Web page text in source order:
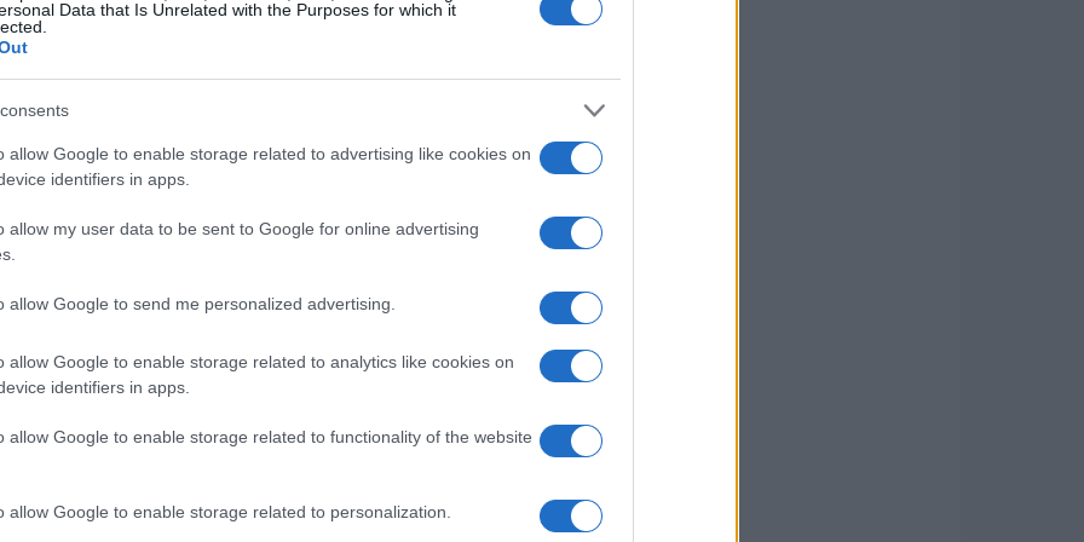
Data that Is Unrelated with the Purposes for which it
allow Google to enable storage related to advertising like cookies on
identifiers in apps.
allow my user data to be sent to Google for online advertising
allow Google to send me personalized advertising.
allow Google to enable storage related to analytics like cookies on
identifiers in apps.
allow Google to enable storage related to functionality of the website
allow Google to enable storage related to personalization.
memorabili. Le squadre che arriveranno a
tecniche, ma anche una resilienza straordinaria.
ogni partita può riservare sorprese e colpi di
squadre si prepareranno per questo grande evento,
che ogni competizione porta con sé.